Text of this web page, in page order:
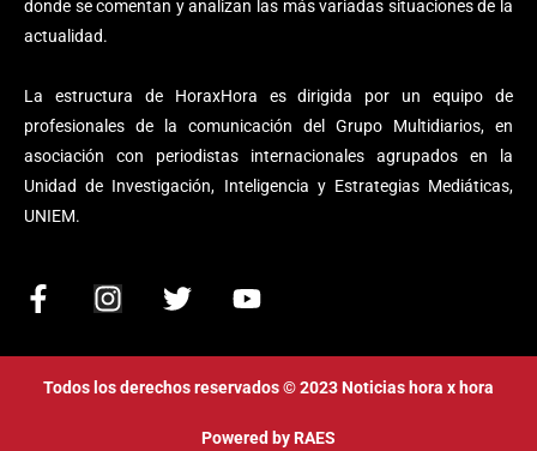
donde se comentan y analizan las más variadas situaciones de la
actualidad.
La estructura de HoraxHora es dirigida por un equipo de
profesionales de la comunicación del Grupo Multidiarios, en
asociación con periodistas internacionales agrupados en la
Unidad de Investigación, Inteligencia y Estrategias Mediáticas,
UNIEM.
F
c
e
I
s
t
T
i
t
Y
u
t
b
Todos los derechos reservados © 2023 Noticias hora x hora
Powered byRAES